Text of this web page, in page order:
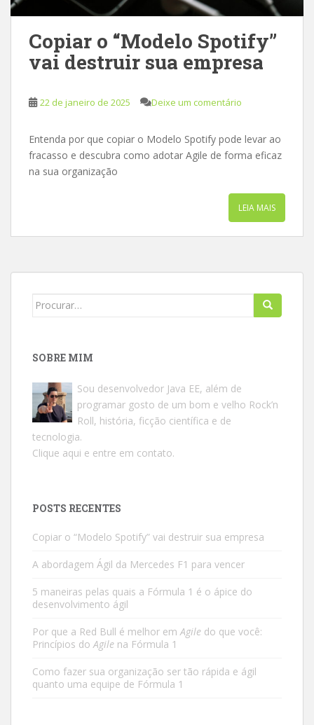
Copiar o “Modelo Spotify”
vai destruir sua empresa
22 de janeiro de 2025 Deixe um comentário
Entenda por que copiar o Modelo Spotify pode levar ao
fracasso e descubra como adotar Agile de forma eficaz
na sua organização
LEIA MAIS
Search
SOBRE MIM
Sou desenvolvedor Java EE, além de
programar gosto de um bom e velho Rock’n
Roll, história, ficção científica e de
tecnologia.
Clique aqui e entre em contato.
POSTS RECENTES
Copiar o “Modelo Spotify” vai destruir sua empresa
A abordagem Ágil da Mercedes F1 para vencer
5 maneiras pelas quais a Fórmula 1 é o ápice do
desenvolvimento ágil
Por que a Red Bull é melhor em Agile do que você:
Princípios do Agile na Fórmula 1
Como fazer sua organização ser tão rápida e ágil
quanto uma equipe de Fórmula 1